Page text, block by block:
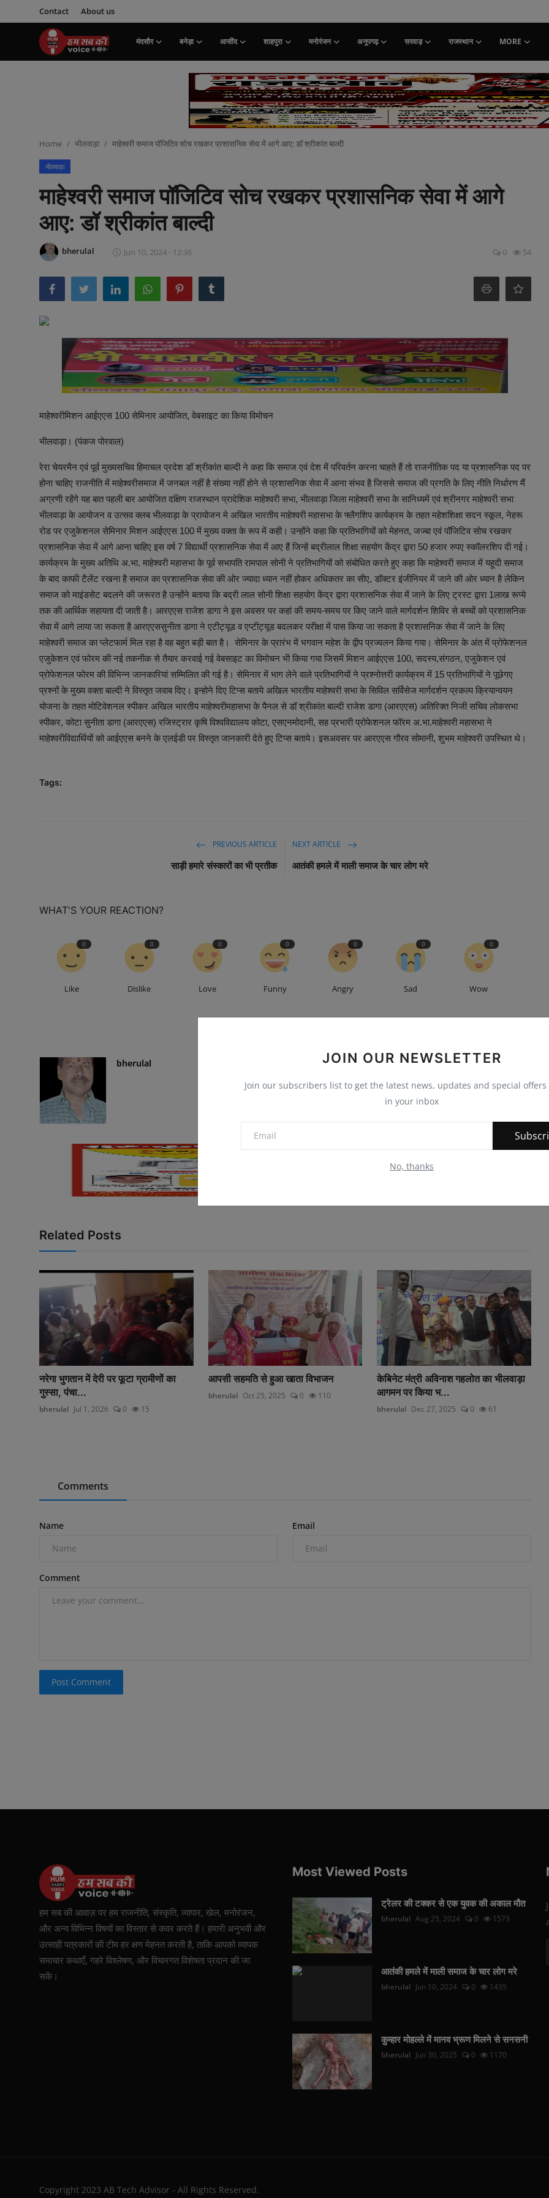
Contact About us
मंदसौर बनेड़ा आसींद शाहपुरा मनोरंजन अनूपगढ़ सरवाड़ राजस्थान MORE
JOIN OUR NEWSLETTER
Join our subscribers list to get the latest news, updates and special
in your inbox
No, thanks
Home भीलवाड़ा माहेश्वरी समाज पॉजिटिव सोच रखकर प्रशासनिक सेवा में आगे आए: डॉ श्रीकांत बाल्दी
भीलवाड़ा
माहेश्वरी समाज पॉजिटिव सोच रखकर प्रशासनिक सेवा में आगे
आए: डॉ श्रीकांत बाल्दी
bherulal Jun 10, 2024 - 12:36 0 54
माहेश्वरीमिशन आईएएस 100 सेमिनार आयोजित, वेबसाइट का किया विमोचन
भीलवाड़ा। (पंकज पोरवाल)
रेरा चेयरमैन एवं पूर्व मुख्यसचिव हिमाचल प्रदेश डॉ श्रीकांत बाल्दी ने कहा कि समाज एवं देश में परिवर्तन करना चाहते हैं तो राजनीतिक पद या प्रशासनिक पद पर
होना चाहिए राजनीति में माहेश्वरीसमाज में जनबल नहीं है संख्या नहीं होने से प्रशासनिक सेवा में आना संभव है जिससे समाज की प्रगति के लिए नीति निर्धारण मैं
अग्रणी रहेंगे यह बात पहली बार आयोजित दक्षिण राजस्थान प्रादेशिक माहेश्वरी सभा, भीलवाड़ा जिला माहेश्वरी सभा के सानिध्यमें एवं श्रीनगर माहेश्वरी सभा
भीलवाड़ा के आयोजन व उत्सव क्लब भीलवाड़ा के प्रायोजन मे अखिल भारतीय माहेश्वरी महासभा के फ्लैगशिप कार्यक्रम के तहत महेशशिक्षा सदन स्कूल, नेहरू
रोड पर एजुकेशनल सेमिनार मिशन आईएएस 100 में मुख्य वक्ता के रूप में कही। उन्होंने कहा कि प्रतिभागियों को मेहनत, जज्बा एवं पॉजिटिव सोच रखकर
प्रशासनिक सेवा में आगे आना चाहिए इस वर्ष 7 विद्यार्थी प्रशासनिक सेवा में आए हैं जिन्हें बद्रीलाल शिक्षा सहयोग केंद्र द्वारा 50 हजार रुपए स्कॉलरशिप दी गई।
कार्यक्रम के मुख्य अतिथि अ.भा. माहेश्वरी महासभा के पूर्व सभापति रामपाल सोनी ने प्रतिभागियों को संबोधित करते हुए कहा कि माहेश्वरी समाज में यहूदी समाज
के बाद काफी टैलेंट रखना है समाज का प्रशासनिक सेवा की ओर ज्यादा ध्यान नहीं होकर अधिकतर का सीए, डॉक्टर इंजीनियर में जाने की ओर ध्यान है लेकिन
समाज को माइंडसेट बदलने की जरूरत है उन्होंने बताया कि बद्री लाल सोनी शिक्षा सहयोग केंद्र द्वारा प्रशासनिक सेवा में जाने के लिए ट्रस्ट द्वारा 1लाख रूप्ये
तक की आर्थिक सहायता दी जाती है। आरएएस राजेश डागा ने इस अवसर पर कहां की समय-समय पर किए जाने वाले मार्गदर्शन शिविर से बच्चों को प्रशासनिक
सेवा में आगे लाया जा सकता है आरएएससुनीता डागा ने एटीट्यूड व एप्टीट्यूड बदलकर परीक्षा में पास किया जा सकता है प्रशासनिक सेवा में जाने के लिए
माहेश्वरी समाज का प्लेटफार्म मिल रहा है वह बहुत बड़ी बात है। सेमिनार के प्रारंभ में भगवान महेश के द्वीप प्रज्वलन किया गया। सेमिनार के अंत में प्रोफेशनल
एजुकेशन एवं फोरम की नई तकनीक से तैयार करवाई गई वेबसाइट का विमोचन भी किया गया जिसमें मिशन आईएएस 100, सदस्य,संगठन, एजुकेशन एवं
प्रोफेशनल फोरम की विभिन्न जानकारियां सम्मिलित की गई है। सेमिनार में भाग लेने वाले प्रतिभागियों ने प्रश्नोत्तरी कार्यक्रम में 15 प्रतिभागियों ने पूछेगए
प्रश्नों के मुख्य वक्ता बाल्दी ने विस्तृत जवाब दिए। इन्होने दिए टिप्स बताये अखिल भारतीय माहेश्वरी सभा के सिविल सर्विसेज मार्गदर्शन प्रकल्प क्रियान्वयन
योजना के तहत मोटिवेशनल स्पीकर अखिल भारतीय माहेश्वरीमहासभा के पैनल से डॉ श्रीकांत बाल्दी राजेश डागा (आरएएस) अतिरिक्त निजी सचिव लोकसभा
स्पीकर, कोटा सुनीता डागा (आरएएस) रजिस्ट्रार कृषि विश्वविद्यालय कोटा, एसएनमोदानी, सह प्रभारी प्रोफेशनल फॉरम अ.भा.माहेश्वरी महासभा ने
माहेश्वरीविद्यार्थियों को आईएएस बनने के एलईडी पर विस्तृत जानकारी देते हुए टिप्स बताये। इसअवसर पर आरएएस गौरव सोमानी, शुभम माहेश्वरी उपस्थित थे।
Tags:
PREVIOUS ARTICLE
साड़ी हमारे संस्कारों का भी प्रतीक
NEXT ARTICLE
आतंकी हमले में माली समाज के चार लोग मरे
WHAT'S YOUR REACTION?
0
Like
0
Dislike
0
Love
0
Funny
0
Angry
0
Sad
0
Wow
bherulal
Related Posts
नरेगा भुगतान में देरी पर फूटा ग्रामीणों का
गुस्सा, पंचा...
bherulal Jul 1, 2026 0 15
आपसी सहमति से हुआ खाता विभाजन
bherulal Oct 25, 2025 0 110
केबिनेट मंत्री अविनाश गहलोत का भीलवाड़ा
आगमन पर किया भ...
bherulal Dec 27, 2025 0 61
Comments
Name Email
Comment
Post Comment
हम सब की आवाज़ पर हम राजनीति, संस्कृति, व्यापार, खेल, मनोरंजन,
और अन्य विभिन्न विषयों का विस्तार से कवर करते हैं। हमारी अनुभवी और
उत्साही पत्रकारों की टीम हर क्षण मेहनत करती है, ताकि आपको व्यापक
समाचार कथाएँ, गहरे विश्लेषण, और विचारगत विशेषता प्रदान की जा
सकें।
Most Viewed Posts
ट्रेलर की टक्कर से एक युवक की अकाल मौत
bherulal Aug 25, 2024 0 1573
आतंकी हमले में माली समाज के चार लोग मरे
bherulal Jun 10, 2024 0 1435
कुम्हार मोहल्ले में मानव भ्रूण मिलने से सनसनी
bherulal Jun 30, 2025 0 1170
Copyright 2023 AB Tech Advisor - All Rights Reserved.